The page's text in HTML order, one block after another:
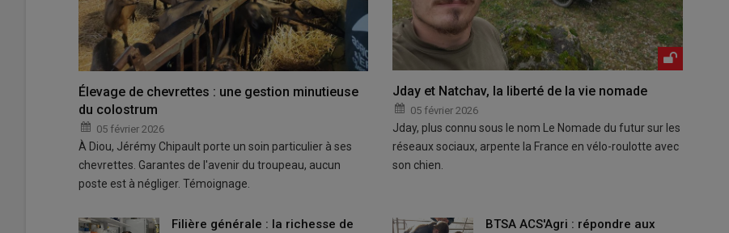
Élevage de chevrettes : une gestion minutieuse
du colostrum
05 février 2026
À Diou, Jérémy Chipault porte un soin particulier à ses
chevrettes. Garantes de l'avenir du troupeau, aucun
poste est à négliger. Témoignage.
Jday et Natchav, la liberté de la vie nomade
05 février 2026
Jday, plus connu sous le nom Le Nomade du futur sur les
réseaux sociaux, arpente la France en vélo-roulotte avec
son chien.
Filière générale : la richesse de
BTSA ACS'Agri : répondre aux